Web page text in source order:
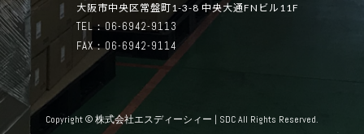
大阪市中央区常盤町1-3-8 中央大通FNビル11F
TEL：06-6942-9113
FAX：06-6942-9114
Copyright © 株式会社エスディーシィー | SDC All Rights Reserved.